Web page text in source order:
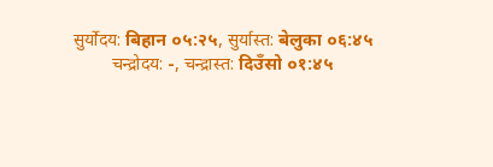
सुर्योदय: बिहान ०५:२५, सुर्यास्त: बेलुका ०६:४५
चन्द्रोदय: -, चन्द्रास्त: दिउँसो ०१:४५